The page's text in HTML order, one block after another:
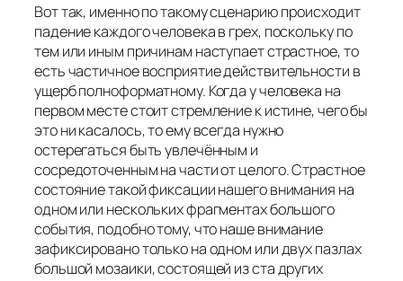
Вот так, именно по такому сценарию происходит
падение каждого человека в грех, поскольку по
тем или иным причинам наступает страстное, то
есть частичное восприятие действительности в
ущерб полноформатному. Когда у человека на
первом месте стоит стремление к истине, чего бы
это ни касалось, то ему всегда нужно
остерегаться быть увлечённым и
сосредоточенным на части от целого. Страстное
состояние такой фиксации нашего внимания на
одном или нескольких фрагментах большого
события, подобно тому, что наше внимание
зафиксировано только на одном или двух пазлах
большой мозаики, состоящей из ста других